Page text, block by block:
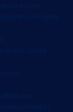
sono
i principali
senza
i